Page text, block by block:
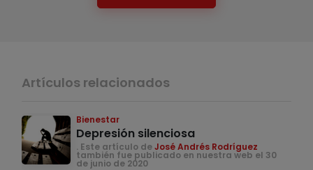
Artículos relacionados
Bienestar
Depresión silenciosa
. Este artículo deJosé Andrés Rodríguez
también fue publicado en nuestra web el 30
de junio de 2020